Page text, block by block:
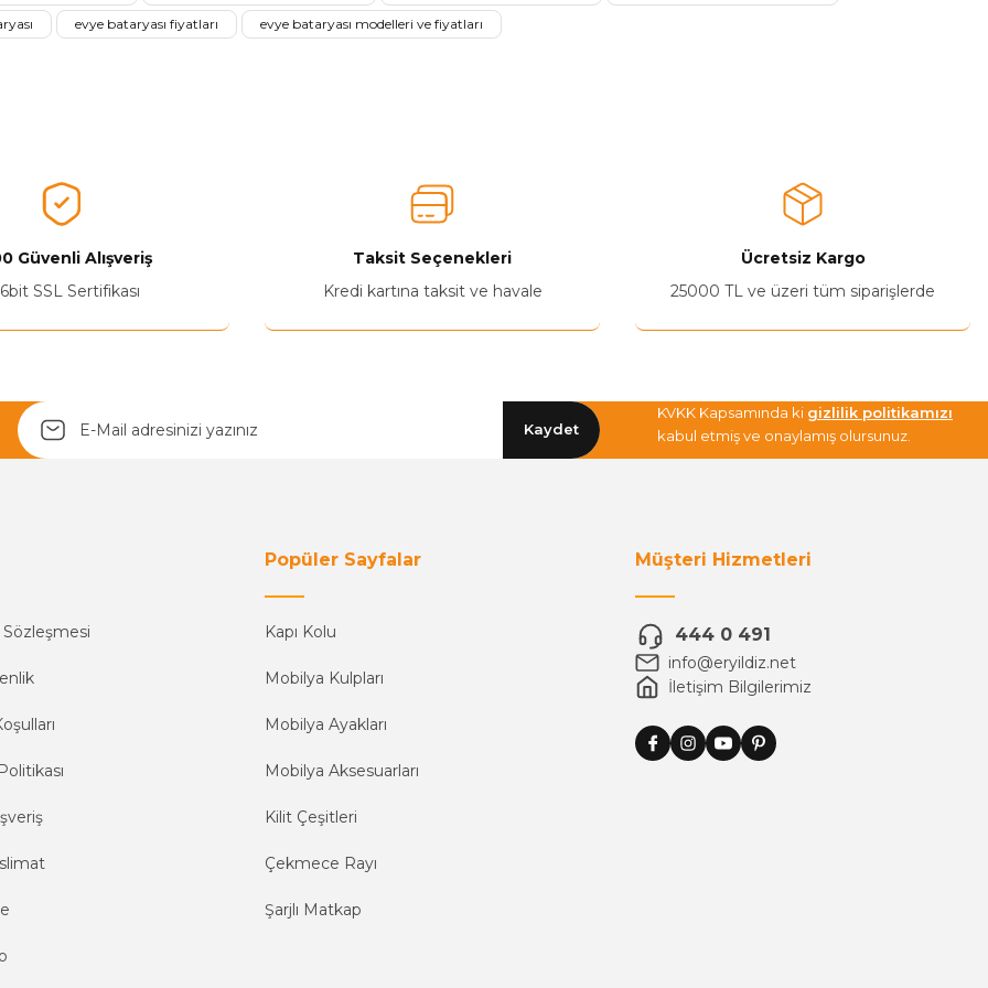
Ürünü Değerlendir 😂😊😍😐🤔😡
evye bataryası fiyatları evye bataryası modelleri ve fiyatları
Güvenli Alışveriş
SSL Sertifikası
Taksit Seçenekleri
Kredi kartına taksit ve havale
Ücretsiz Kargo
25000 TL ve üzeri tüm siparişlerde
Kaydet
KVKK Kapsamında ki gizlilik politikamızı
kabul etmiş ve onaylamış olursunuz.
Sözleşmesi
Popüler Sayfalar
Kapı Kolu
Mobilya Kulpları
Mobilya Ayakları
Mobilya Aksesuarları
Kilit Çeşitleri
Çekmece Rayı
Şarjlı Matkap
Müşteri Hizmetleri
444 0 491
info@eryildiz.net
İletişim Bilgilerimiz